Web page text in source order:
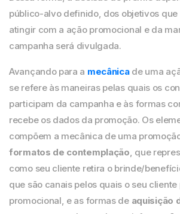
público-alvo definido, dos objetivos que
atingir com a ação promocional e da
campanha será divulgada.
Avançando para a mecânica de uma
se refere às maneiras pelas quais os
participam da campanha e às formas
recebe os dados da promoção. Os
compõem a mecânica de uma
formatos de contemplação, que
como seu cliente retira o brinde/
que são canais pelos quais o seu
promocional, e as formas de aquisição